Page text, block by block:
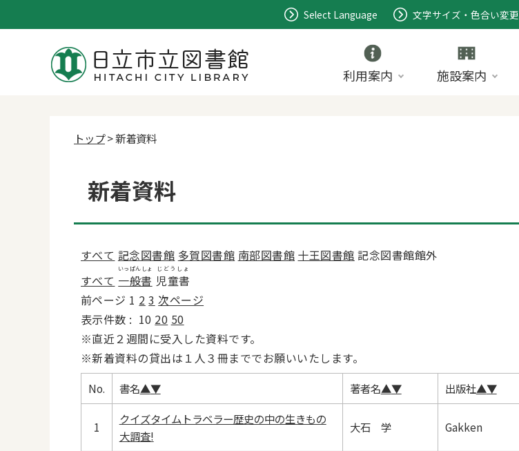
Select Language 文字サイズ・色合い変更
利用案内 施設案内
トップ> 新着資料
新着資料
すべて 記念図書館 多賀図書館 南部図書館 十王図書館 記念図書館館外
すべて 一般書
いっぱんしょ
児童書
じどうしょ
前ページ 1 2 3 次ページ
10 20 50
※直近２週間に受入した資料です。
※新着資料の貸出は１人３冊まででお願いいたします。
No. 書名▲▼ 著者名▲▼ 出版社▲▼
1
クイズタイムトラベラー歴史の中の生きもの
大調査!
大石 学 Gakken